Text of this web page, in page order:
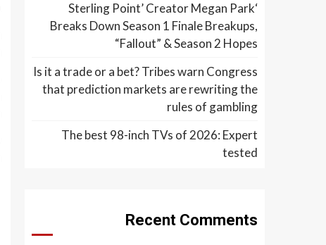
‘Sterling Point’ Creator Megan Park
Breaks Down Season 1 Finale Breakups,
“Fallout” & Season 2 Hopes
Is it a trade or a bet? Tribes warn Congress
that prediction markets are rewriting the
rules of gambling
The best 98-inch TVs of 2026: Expert
tested
Recent Comments